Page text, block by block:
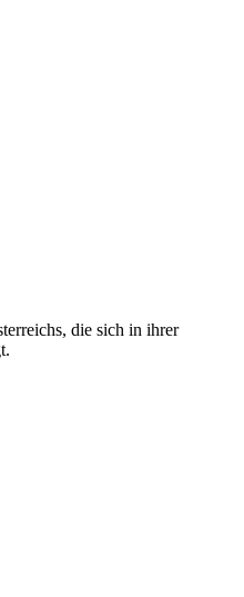
die sich in ihrer